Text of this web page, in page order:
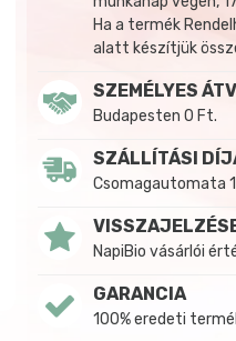
Ha a termék
alatt készítjük
SZEMÉLYES
Budapesten 0 Ft.
SZÁLLÍTÁSI
Csomagautomata
NapiBio vásárlói
GARANCIA
100% eredeti